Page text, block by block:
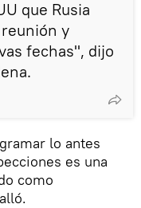
que Rusia
y
fechas", dijo
lo antes
es una
como